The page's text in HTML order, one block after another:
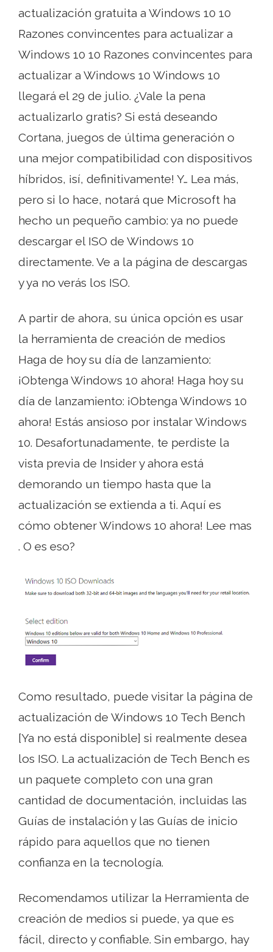
actualización gratuita a Windows 10 10
Razones convincentes para actualizar a
Windows 10 10 Razones convincentes para
actualizar a Windows 10 Windows 10
llegará el 29 de julio. ¿Vale la pena
actualizarlo gratis? Si está deseando
Cortana, juegos de última generación o
una mejor compatibilidad con dispositivos
híbridos, ¡sí, definitivamente! Y… Lea más,
pero si lo hace, notará que Microsoft ha
hecho un pequeño cambio: ya no puede
descargar el ISO de Windows 10
directamente. Ve a la página de descargas
y ya no verás los ISO.
A partir de ahora, su única opción es usar
la herramienta de creación de medios
Haga de hoy su día de lanzamiento:
¡Obtenga Windows 10 ahora! Haga hoy su
día de lanzamiento: ¡Obtenga Windows 10
ahora! Estás ansioso por instalar Windows
10. Desafortunadamente, te perdiste la
vista previa de Insider y ahora está
demorando un tiempo hasta que la
actualización se extienda a ti. Aquí es
cómo obtener Windows 10 ahora! Lee mas
. O es eso?
Como resultado, puede visitar la página de
actualización de Windows 10 Tech Bench
[Ya no está disponible] si realmente desea
los ISO. La actualización de Tech Bench es
un paquete completo con una gran
cantidad de documentación, incluidas las
Guías de instalación y las Guías de inicio
rápido para aquellos que no tienen
confianza en la tecnología.
Recomendamos utilizar la Herramienta de
creación de medios si puede, ya que es
fácil, directo y confiable. Sin embargo, hay